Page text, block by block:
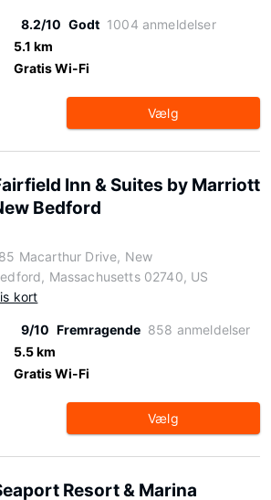
8.2/10 Godt 1004 anmeldelser
5.1 km
Gratis Wi-Fi
Vælg
Inn & Suites by Marriott
Bedford
Macarthur Drive, New
Massachusetts 02740, US
kort
9/10 Fremragende 858 anmeldelser
5.5 km
Gratis Wi-Fi
Vælg
Resort & Marina